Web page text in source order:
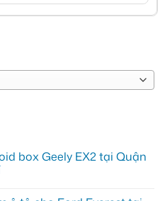
box Geely EX2 tại Quận